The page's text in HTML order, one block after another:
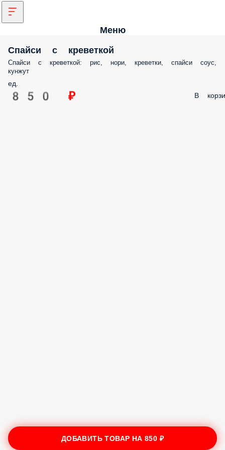
Меню
Спайси с креветкой
Спайси с креветкой: рис, нори, креветки, спайси соус,
кунжут
ед.
850 ₽ В
ДОБАВИТЬ ТОВАР НА850 ₽